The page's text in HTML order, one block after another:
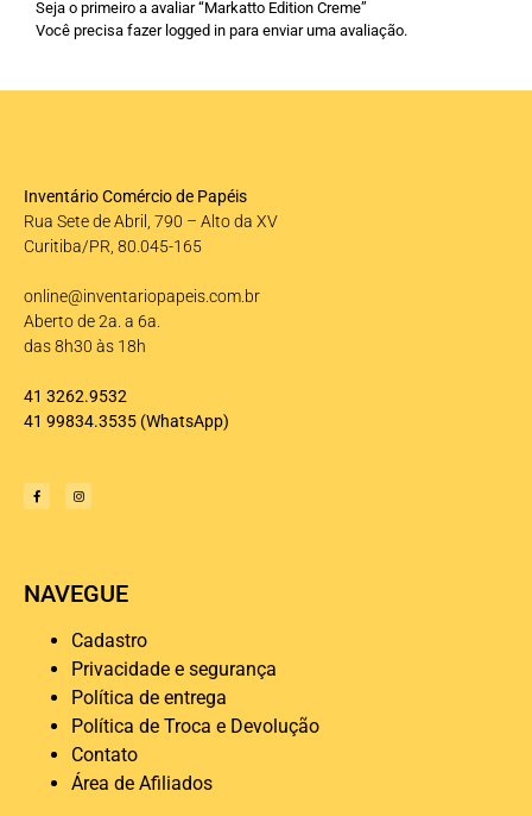
Seja o primeiro a avaliar “Markatto Edition Creme”
Você precisa fazer logged in para enviar uma avaliação.
Inventário Comércio de Papéis
Rua Sete de Abril, 790 – Alto da XV
Curitiba/PR, 80.045-165
online@inventariopapeis.com.br
Aberto de 2a. a 6a.
das 8h30 às 18h
41 3262.9532
41 99834.3535 (WhatsApp)
NAVEGUE
Cadastro
Privacidade e segurança
Política de entrega
Política de Troca e Devolução
Contato
Área de Afiliados